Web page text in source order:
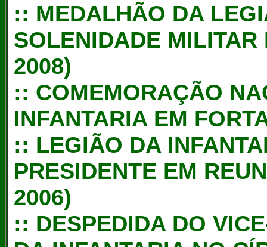
:: MEDALHÃO DA
SOLENIDADE
2008)
:: COMEMORAÇÃO
INFANTARIA EM
:: LEGIÃO DA
PRESIDENTE EM
2006)
:: DESPEDIDA DO